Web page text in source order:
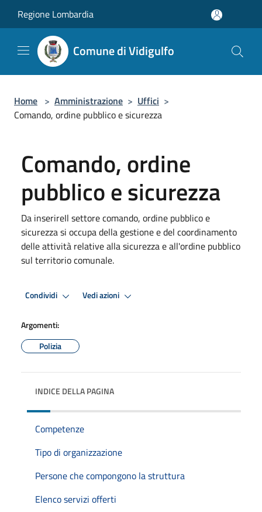
Regione Lombardia
Comune di Vidigulfo
Home > Amministrazione > Uffici >
Comando, ordine pubblico e sicurezza
Comando, ordine
pubblico e sicurezza
Da inserireIl settore comando, ordine pubblico e
sicurezza si occupa della gestione e del coordinamento
delle attività relative alla sicurezza e all'ordine pubblico
sul territorio comunale.
Condividi Vedi azioni
Argomenti:
Polizia
INDICE DELLA PAGINA
Competenze
Tipo di organizzazione
Persone che compongono la struttura
Elenco servizi offerti